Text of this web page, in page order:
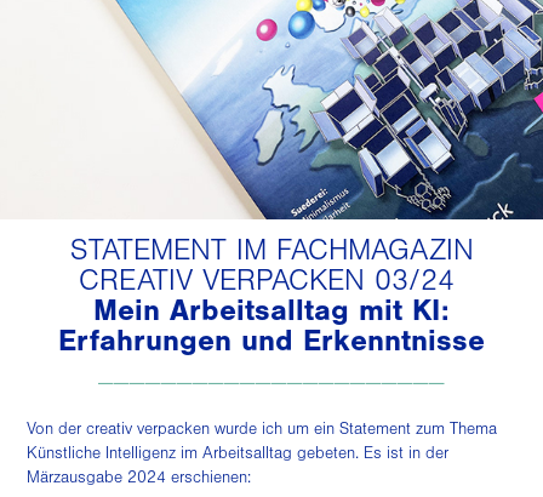
STATEMENT IM FACHMAGAZIN
CREATIV VERPACKEN 03/24
Mein Arbeitsalltag mit KI:
Erfahrungen und Erkenntnisse
Von dercreativ verpacken wurde ich um ein Statement zum Thema
Künstliche Intelligenz im Arbeitsalltag gebeten. Es ist in der
Märzausgabe 2024 erschienen: